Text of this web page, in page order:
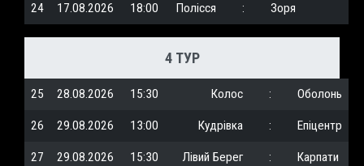
24 17.08.2026 18:00 Полісся : Зоря
4 ТУР
25 28.08.2026 15:30 Колос : Оболонь
26 29.08.2026 13:00 Кудрівка : Епіцентр
27 29.08.2026 15:30 Лівий Берег : Карпати